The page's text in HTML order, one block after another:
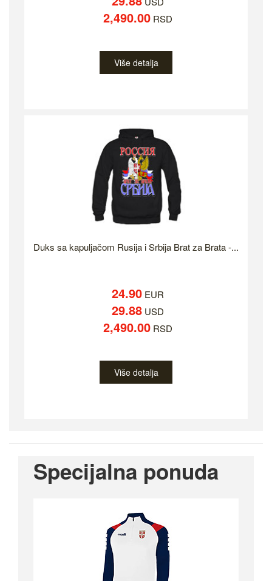
2,490.00RSD
Više detalja
Duks sa kapuljačom Rusija i Srbija Brat za Brata -...
24.90EUR
29.88USD
2,490.00RSD
Više detalja
Specijalna ponuda